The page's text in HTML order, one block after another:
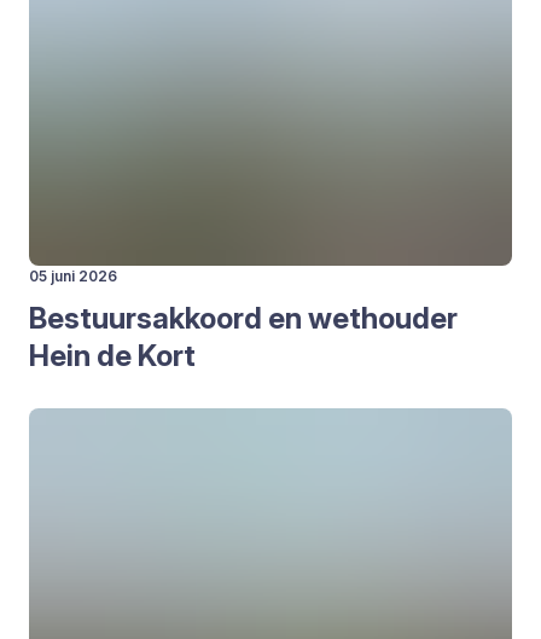
05 juni 2026
Bestuurs­ak­koord en wet­hou­der
Hein de Kort